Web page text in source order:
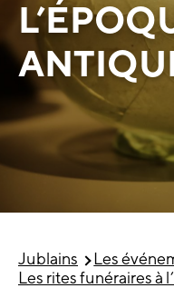
Jublains
Les
Les rites funéraires à